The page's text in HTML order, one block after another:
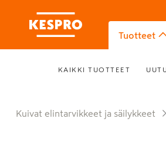
Tuotteet
KAIKKI TUOTTEET
Kuivat elintarvikkeet ja säilykkeet